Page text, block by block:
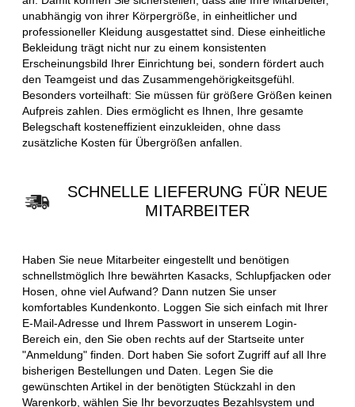
unabhängig von ihrer Körpergröße, in einheitlicher und
professioneller Kleidung ausgestattet sind. Diese einheitliche
Bekleidung trägt nicht nur zu einem konsistenten
Erscheinungsbild Ihrer Einrichtung bei, sondern fördert auch
den Teamgeist und das Zusammengehörigkeitsgefühl.
Besonders vorteilhaft: Sie müssen für größere Größen keinen
Aufpreis zahlen. Dies ermöglicht es Ihnen, Ihre gesamte
Belegschaft kosteneffizient einzukleiden, ohne dass
zusätzliche Kosten für Übergrößen anfallen.
SCHNELLE LIEFERUNG FÜR NEUE
MITARBEITER
Haben Sie neue Mitarbeiter eingestellt und benötigen
schnellstmöglich Ihre bewährten Kasacks, Schlupfjacken oder
Hosen, ohne viel Aufwand? Dann nutzen Sie unser
komfortables Kundenkonto. Loggen Sie sich einfach mit Ihrer
E-Mail-Adresse und Ihrem Passwort in unserem Login-
Bereich ein, den Sie oben rechts auf der Startseite unter
"Anmeldung" finden. Dort haben Sie sofort Zugriff auf all Ihre
bisherigen Bestellungen und Daten. Legen Sie die
gewünschten Artikel in der benötigten Stückzahl in den
Warenkorb, wählen Sie Ihr bevorzugtes Bezahlsystem und